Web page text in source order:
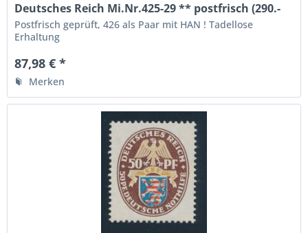
Deutsches Reich Mi.Nr.425-29 ** postfrisch (290.-
Euro)
Postfrisch geprüft, 426 als Paar mit HAN ! Tadellose
Erhaltung
87,98 € *
Merken